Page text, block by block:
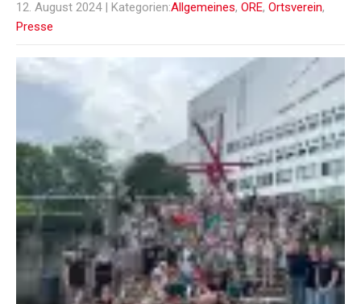
12. August 2024 | Kategorien:Allgemeines, ORE, Ortsverein,
Presse